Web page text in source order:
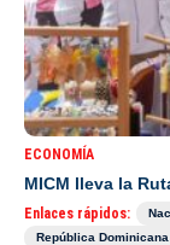
ECONOMÍA
MICM lleva la
Enlaces rápidos:
República Dominicana